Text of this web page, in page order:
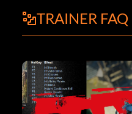
TRAINER FAQ